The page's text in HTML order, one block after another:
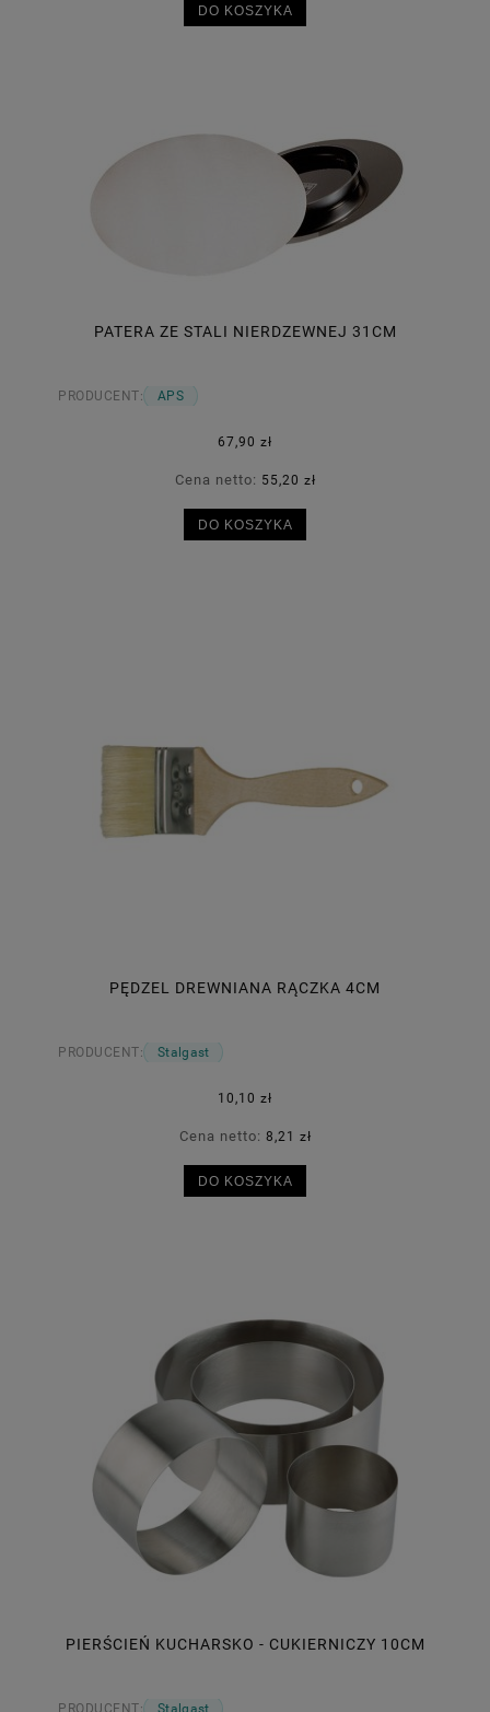
DO KOSZYKA
PATERA ZE STALI NIERDZEWNEJ 31CM
PRODUCENT: APS
67,90 zł
Cena netto: 55,20 zł
DO KOSZYKA
PĘDZEL DREWNIANA RĄCZKA 4CM
PRODUCENT: Stalgast
10,10 zł
Cena netto: 8,21 zł
DO KOSZYKA
PIERŚCIEŃ KUCHARSKO - CUKIERNICZY 10CM
PRODUCENT: Stalgast